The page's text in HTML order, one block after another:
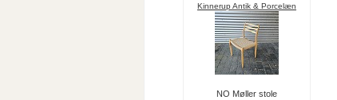
Kinnerup Antik & Porcelæn
NO Møller stole